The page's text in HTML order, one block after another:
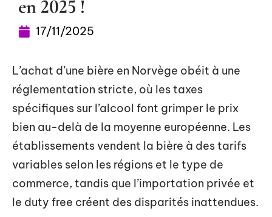
en 2025 !
17/11/2025
L’achat d’une bière en Norvège obéit à une
réglementation stricte, où les taxes
spécifiques sur l’alcool font grimper le prix
bien au-delà de la moyenne européenne. Les
établissements vendent la bière à des tarifs
variables selon les régions et le type de
commerce, tandis que l’importation privée et
le duty free créent des disparités inattendues.